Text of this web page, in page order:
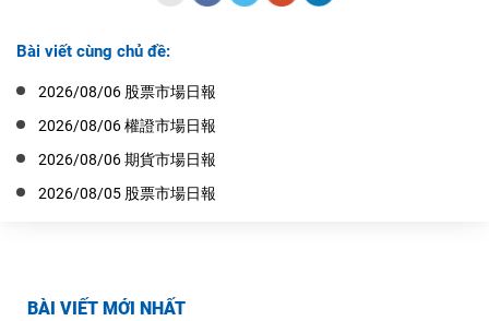
BÀI VIẾT MỚI NHẤT
Bài viết cùng chủ đề:
2026/08/06 股票市場日報
2026/08/06 權證市場日報
2026/08/06 期貨市場日報
2026/08/05 股票市場日報